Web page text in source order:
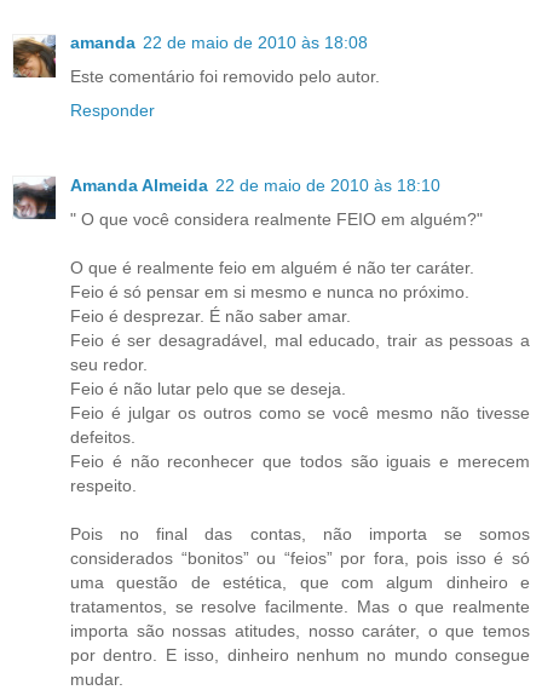
amanda 22 de maio de 2010 às 18:08
Este comentário foi removido pelo autor.
Responder
Amanda Almeida 22 de maio de 2010 às 18:10
" O que você considera realmente FEIO em alguém?"
O que é realmente feio em alguém é não ter caráter.
Feio é só pensar em si mesmo e nunca no próximo.
Feio é desprezar. É não saber amar.
Feio é ser desagradável, mal educado, trair as pessoas a
seu redor.
Feio é não lutar pelo que se deseja.
Feio é julgar os outros como se você mesmo não tivesse
defeitos.
Feio é não reconhecer que todos são iguais e merecem
respeito.
Pois no final das contas, não importa se somos
considerados “bonitos” ou “feios” por fora, pois isso é só
uma questão de estética, que com algum dinheiro e
tratamentos, se resolve facilmente. Mas o que realmente
importa são nossas atitudes, nosso caráter, o que temos
por dentro. E isso, dinheiro nenhum no mundo consegue
mudar.